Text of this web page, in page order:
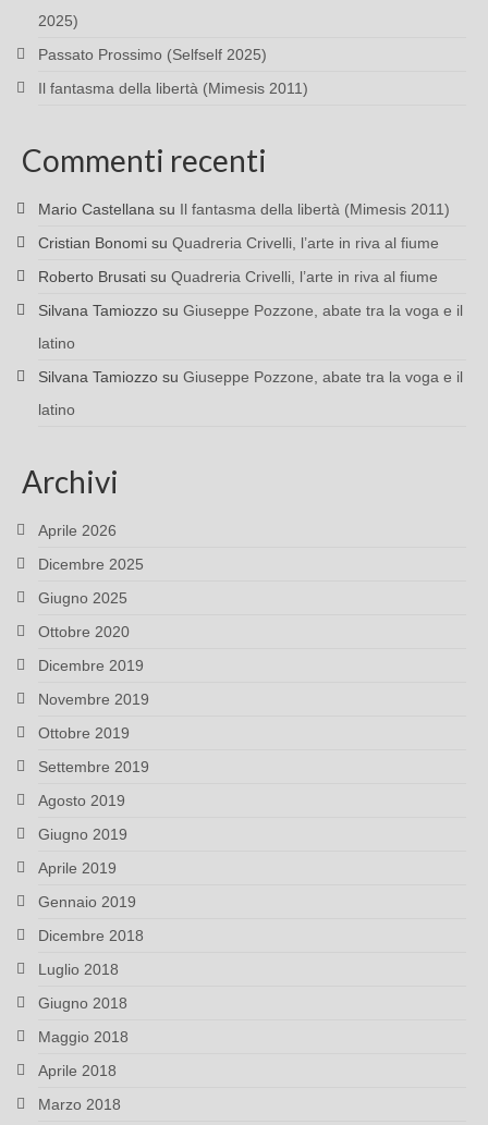
2025)
Passato Prossimo (Selfself 2025)
Il fantasma della libertà (Mimesis 2011)
Commenti recenti
Mario Castellana su Il fantasma della libertà (Mimesis 2011)
Cristian Bonomi su Quadreria Crivelli, l’arte in riva al fiume
Roberto Brusati su Quadreria Crivelli, l’arte in riva al fiume
Silvana Tamiozzo su Giuseppe Pozzone, abate tra la voga e il
latino
Silvana Tamiozzo su Giuseppe Pozzone, abate tra la voga e il
latino
Archivi
Aprile 2026
Dicembre 2025
Giugno 2025
Ottobre 2020
Dicembre 2019
Novembre 2019
Ottobre 2019
Settembre 2019
Agosto 2019
Giugno 2019
Aprile 2019
Gennaio 2019
Dicembre 2018
Luglio 2018
Giugno 2018
Maggio 2018
Aprile 2018
Marzo 2018